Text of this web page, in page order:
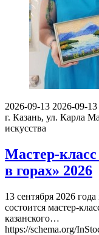
2026-09-13 2026-09-13
г. Казань, ул. Карла
искусства
Мастер-
в горах» 2026
13 сентября 2026
состоится мастер-
казанского…
https://schema.org/